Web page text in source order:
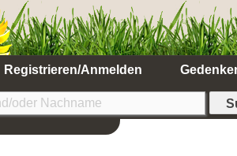
Registrieren/Anmelden